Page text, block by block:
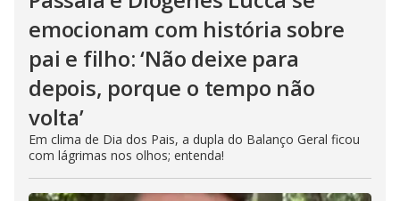
emocionam com história sobre
pai e filho: ‘Não deixe para
depois, porque o tempo não
volta’
Em clima de Dia dos Pais, a dupla do Balanço Geral ficou
com lágrimas nos olhos; entenda!